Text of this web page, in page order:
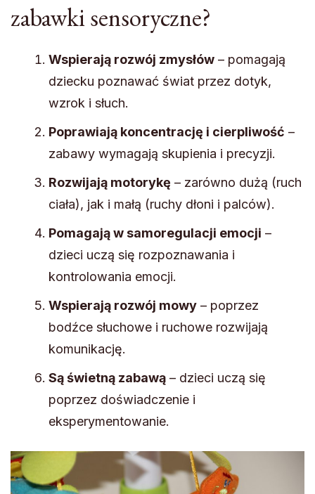
zabawki sensoryczne?
Wspierają rozwój zmysłów – pomagają
dziecku poznawać świat przez dotyk,
wzrok i słuch.
Poprawiają koncentrację i cierpliwość –
zabawy wymagają skupienia i precyzji.
Rozwijają motorykę – zarówno dużą (ruch
ciała), jak i małą (ruchy dłoni i palców).
Pomagają w samoregulacji emocji –
dzieci uczą się rozpoznawania i
kontrolowania emocji.
Wspierają rozwój mowy – poprzez
bodźce słuchowe i ruchowe rozwijają
komunikację.
Są świetną zabawą – dzieci uczą się
poprzez doświadczenie i
eksperymentowanie.